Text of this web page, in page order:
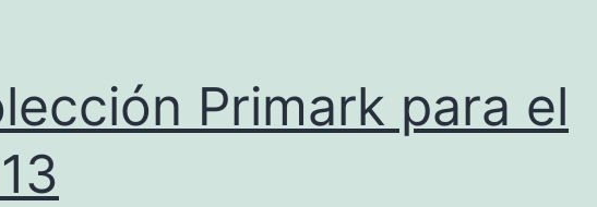
Primark para el